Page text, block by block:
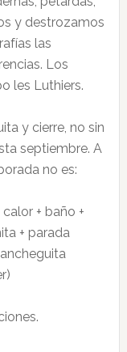
y destrozamos
las
Los
les Luthiers.
y cierre, no sin
septiembre. A
no es:
+ baño +
+ parada